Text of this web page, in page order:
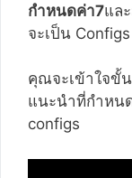
กำหนดค่า7แล
จะเป็น
คุณจะเข้าใจขั้
แนะนำที่กำหน
configs